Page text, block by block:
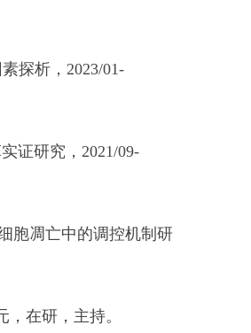
探析，2023/01-
证研究，2021/09-
胞凋亡中的调控机制研
在研，主持。